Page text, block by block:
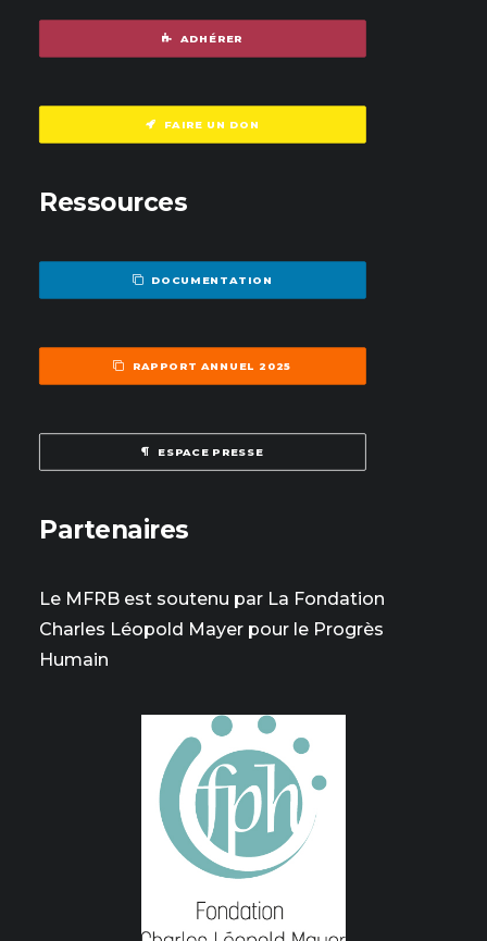
ADHÉRER
FAIRE UN DON
Ressources
DOCUMENTATION
RAPPORT ANNUEL 2025
ESPACE PRESSE
Partenaires
Le MFRB est soutenu par La Fondation
Charles Léopold Mayer pour le Progrès
Humain